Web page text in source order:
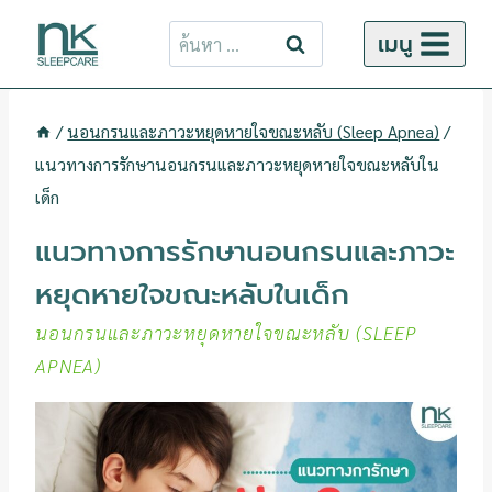
ค้นหา
สำหรับ:
เมนู
/ นอนกรนและภาวะหยุดหายใจขณะหลับ (Sleep Apnea) /
แนวทางการรักษานอนกรนและภาวะหยุดหายใจขณะหลับใน
เด็ก
แนวทางการรักษานอนกรนและภาวะ
หยุดหายใจขณะหลับในเด็ก
นอนกรนและภาวะหยุดหายใจขณะหลับ (SLEEP
APNEA)